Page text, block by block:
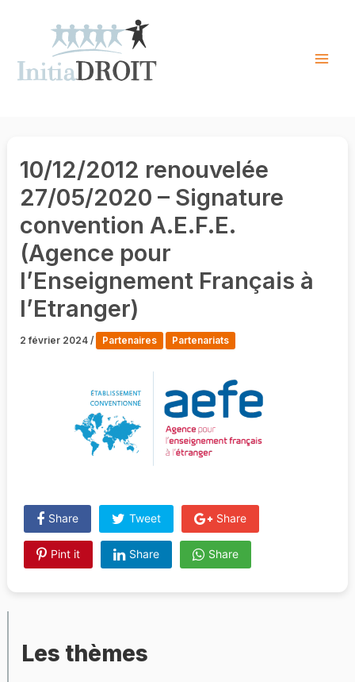
10/12/2012 renouvelée
27/05/2020 – Signature
convention A.E.F.E.
(Agence pour
l’Enseignement Français à
l’Etranger)
2 février 2024/ Partenaires Partenariats
Share Tweet Share
Pint it Share Share
Les thèmes